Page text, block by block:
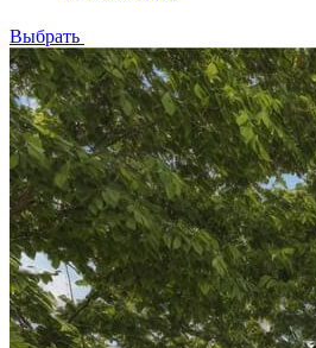
Выбрать